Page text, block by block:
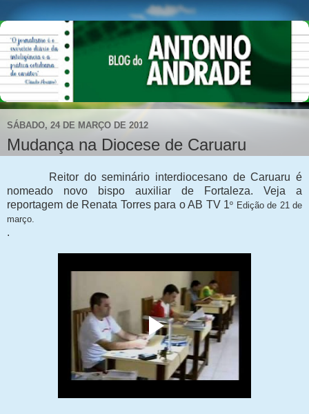
SÁBADO, 24 DE MARÇO DE 2012
Mudança na Diocese de Caruaru
Reitor do seminário interdiocesano de Caruaru é
nomeado novo bispo auxiliar de Fortaleza. Veja a
reportagem de Renata Torres para o AB TV 1º Edição de 21 de
março.
.